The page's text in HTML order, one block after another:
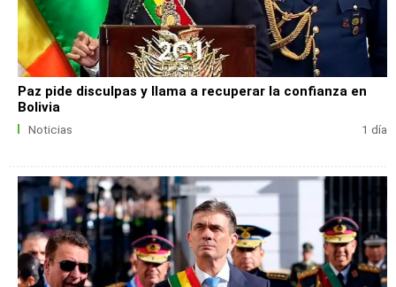
Paz pide disculpas y llama a recuperar la confianza en
Bolivia
Noticias 1 día